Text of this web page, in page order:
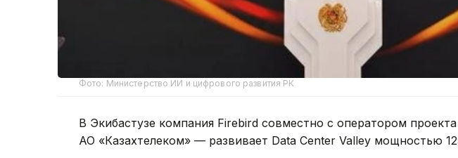
Фото: Министерство ИИ и цифрового развития РК
В Экибастузе компания Firebird совместно с оператором
АО «Казахтелеком» — развивает Data Center Valley мощностью